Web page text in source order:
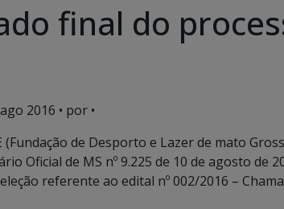
final do
2016 • por •
(Fundação de Desporto e Lazer de mato
Oficial de MS nº 9.225 de 10 de agosto de
referente ao edital nº 002/2016 –